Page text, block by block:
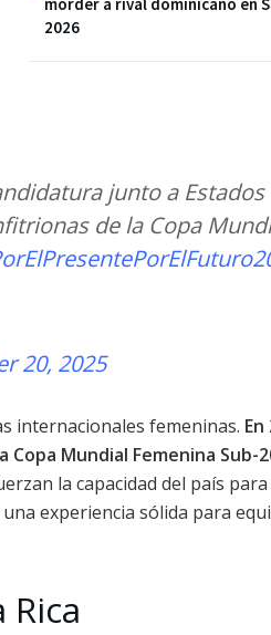
2026
junto a Estados
de la Copa
20, 2025
internacionales femeninas.
Copa Mundial Femenina Sub-
la capacidad del país
experiencia sólida para